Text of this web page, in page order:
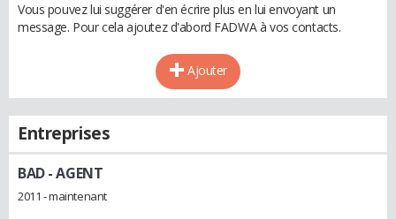
Vous pouvez lui suggérer d'en écrire plus en lui envoyant un
message. Pour cela ajoutez d'abord FADWA à vos contacts.
Ajouter
Entreprises
BAD- AGENT
2011 - maintenant